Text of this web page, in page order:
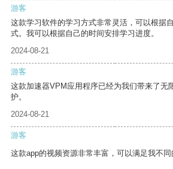
游客
这款学习软件的学习方式非常灵活，可以根据
式。我可以根据自己的时间安排学习进度。
2024-08-21
游客
这款加速器VPM应用程序已经为我们带来了无
护。
2024-08-21
游客
这款app的视频资源非常丰富，可以满足我不同